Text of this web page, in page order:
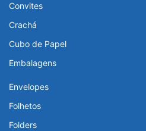
Convites
Crachá
Cubo de Papel
Embalagens
Envelopes
Folhetos
Folders